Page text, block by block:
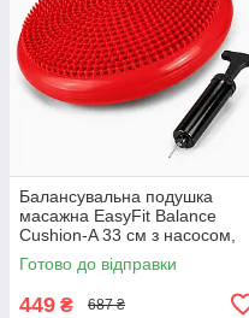
Балансувальна подушка
масажна EasyFit Balance
Cushion-A 33 см з насосом,
реабілітації та постави до
120 кг Червоний (EF-1840s-
Готово до відправки
449 ₴ 687 ₴